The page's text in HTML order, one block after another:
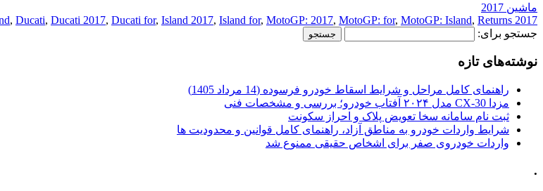
ماشین 2017
2017 Island
, Ducati, Ducati 2017, Ducati for, Island 2017, Island for, MotoGP: 2017, MotoGP: for, MotoGP: Island, Returns
جستجو برای:
نوشته‌های تازه
راهنمای کامل مراحل و شرایط اسقاط خودرو فرسوده (14 مرداد 1405)
مزدا CX-30 مدل ۲۰۲۴ آفتاب خودرو؛ بررسی و مشخصات فنی
ثبت نام سامانه سخا تعویض پلاک و احراز سکونت
شرایط واردات خودرو به مناطق آزاد، راهنمای کامل قوانین و محدودیت ها
واردات خودروی صفر برای اشخاص حقیقی ممنوع شد
.